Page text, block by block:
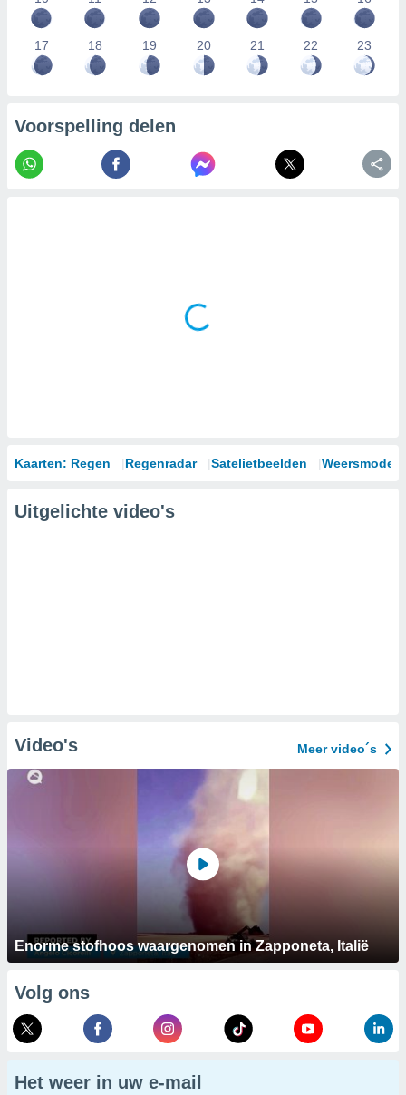
17 18 19 20 21 22 23
Voorspelling delen
Kaarten: Regen Regenradar Satelietbeelden
Uitgelichte video's
Video's Meer video´s
Enorme stofhoos waargenomen in Zapponeta, Italië
Volg ons
Het weer in uw e-mail